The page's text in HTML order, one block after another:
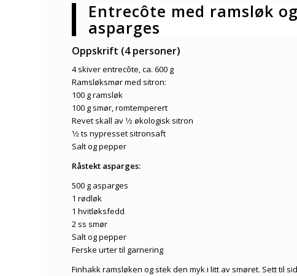
Entrecôte med ramsløk
asparges
Oppskrift (4 personer)
4 skiver entrecôte, ca. 600 g
Ramsløksmør med sitron:
100 g ramsløk
100 g smør, romtemperert
Revet skall av 1⁄2 økologisk sitron
1⁄2 ts nypresset sitronsaft
Salt og pepper
Råstekt asparges:
500 g asparges
1 rødløk
1 hvitløksfedd
2 ss smør
Salt og pepper
Ferske urter til garnering
Finhakk ramsløken og stek den myk i litt av smøret. Sett til